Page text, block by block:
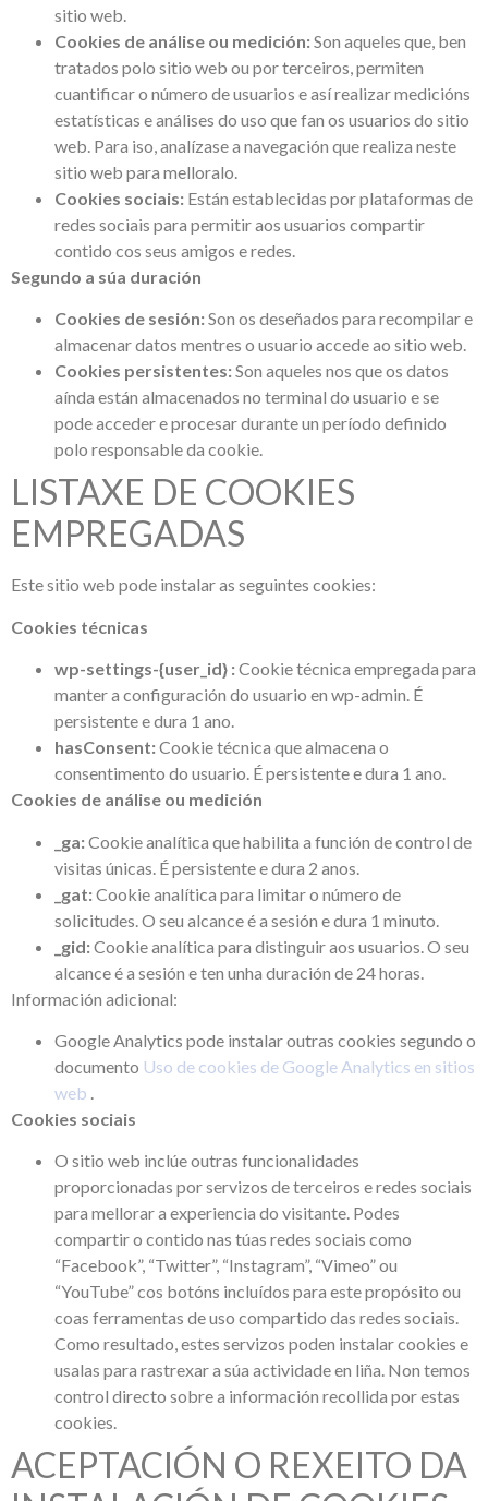
sitio web.
Cookies de análise ou medición:Son aqueles que, ben
tratados polo sitio web ou por terceiros, permiten
cuantificar o número de usuarios e así realizar medicións
estatísticas e análises do uso que fan os usuarios do sitio
web. Para iso, analízase a navegación que realiza neste
sitio web para melloralo.
Cookies sociais: Están establecidas por plataformas de
redes sociais para permitir aos usuarios compartir
contido cos seus amigos e redes.
Segundo a súa duración
Cookies de sesión:Son os deseñados para recompilar e
almacenar datos mentres o usuario accede ao sitio web.
Cookies persistentes:Son aqueles nos que os datos
aínda están almacenados no terminal do usuario e se
pode acceder e procesar durante un período definido
polo responsable da cookie.
LISTAXE DE COOKIES
EMPREGADAS
Este sitio web pode instalar as seguintes cookies:
Cookies técnicas
wp-settings-{user_id} :Cookie técnica empregada para
manter a configuración do usuario en wp-admin. É
persistente e dura 1 ano.
hasConsent:Cookie técnica que almacena o
consentimento do usuario. É persistente e dura 1 ano.
Cookies de análise ou medición
_ga:Cookie analítica que habilita a función de control de
visitas únicas. É persistente e dura 2 anos.
_gat:Cookie analítica para limitar o número de
solicitudes. O seu alcance é a sesión e dura 1 minuto.
_gid:Cookie analítica para distinguir aos usuarios. O seu
alcance é a sesión e ten unha duración de 24 horas.
Información adicional:
Google Analytics pode instalar outras cookies segundo o
documento Uso de cookies de Google Analytics en sitios
web .
Cookies sociais
O sitio web inclúe outras funcionalidades
proporcionadas por servizos de terceiros e redes sociais
para mellorar a experiencia do visitante. Podes
compartir o contido nas túas redes sociais como
“Facebook”, “Twitter”, “Instagram”, “Vimeo” ou
“YouTube” cos botóns incluídos para este propósito ou
coas ferramentas de uso compartido das redes sociais.
Como resultado, estes servizos poden instalar cookies e
usalas para rastrexar a súa actividade en liña. Non temos
control directo sobre a información recollida por estas
cookies.
ACEPTACIÓN O REXEITO DA